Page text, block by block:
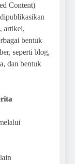
Content)
artikel,
bentuk
seperti blog,
dan bentuk